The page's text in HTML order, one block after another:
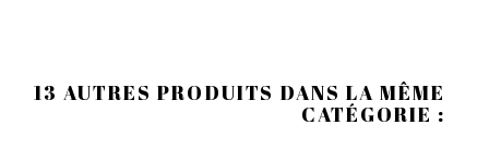
13 AUTRES PRODUITS DANS LA MÊME
CATÉGORIE :